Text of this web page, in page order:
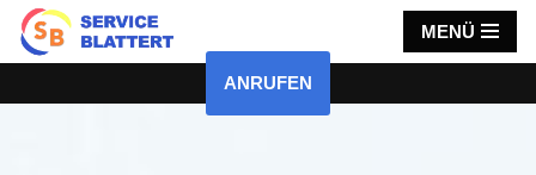
Zum
MENÜ
ANRUFEN